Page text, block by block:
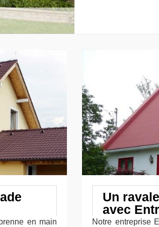
en main
Un
avec
Notre entreprise